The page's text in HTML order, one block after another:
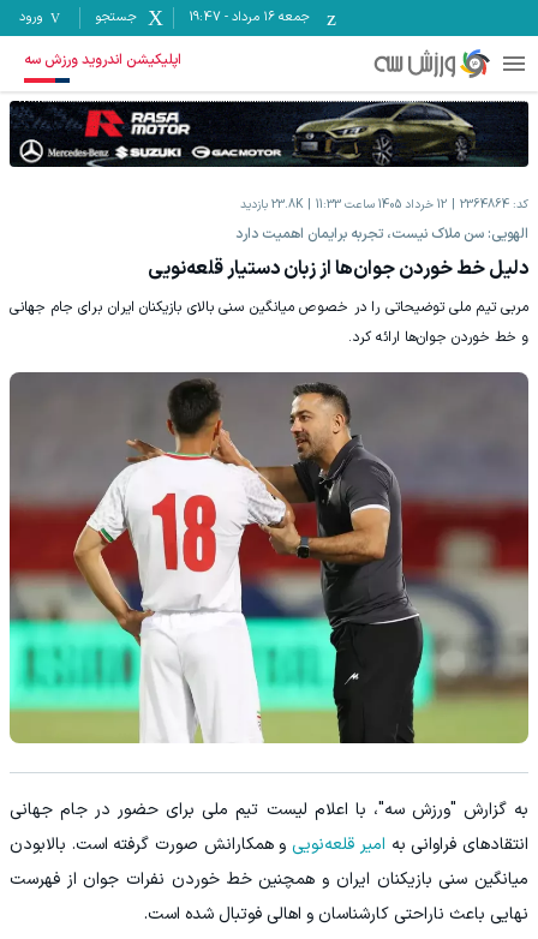
جمعه ۱۶ مرداد -
19:47 جستجو ورود
اپلیکیشن اندروید ورزش سه
کد: 2364864 12 خرداد 1405 ساعت 11:33 23.8K بازدید
الهویی: سن ملاک نیست، تجربه برایمان اهمیت دارد
دلیل خط خوردن جوان‌ها از زبان دستیار قلعه‌نویی
مربی تیم ملی توضیحاتی را در خصوص میانگین سنی بالای بازیکنان ایران برای جام جهانی
و خط خوردن جوان‌ها ارائه کرد.
به گزارش "ورزش سه"، با اعلام لیست تیم ملی برای حضور در جام جهانی
انتقادهای فراوانی به امیر قلعه‌نویی و همکارانش صورت گرفته است. بالابودن
میانگین سنی بازیکنان ایران و همچنین خط خوردن نفرات جوان از فهرست
نهایی باعث ناراحتی کارشناسان و اهالی فوتبال شده است.